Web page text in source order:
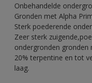
Onbehandelde
Gronden met Alpha
Sterk poederende
Zeer sterk
ondergronden gronden
20% terpentine en tot
laag.